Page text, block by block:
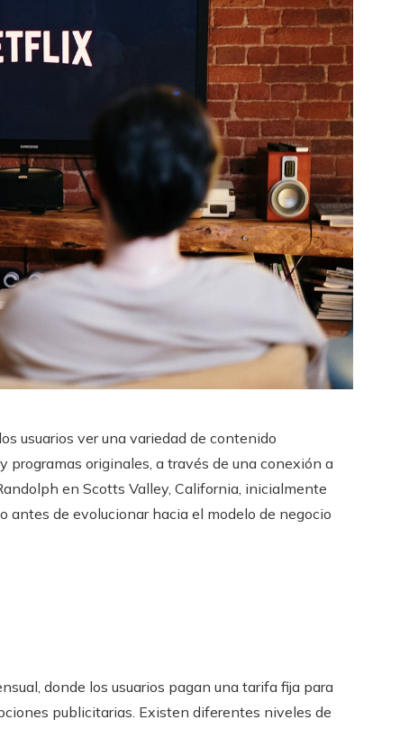
usuarios ver una variedad de contenido
programas originales, a través de una conexión a
en Scotts Valley, California, inicialmente
antes de evolucionar hacia el modelo de negocio
donde los usuarios pagan una tarifa fija para
publicitarias. Existen diferentes niveles de